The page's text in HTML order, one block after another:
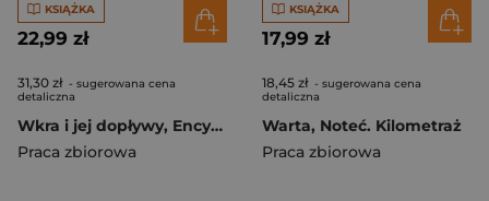
KSIĄŻKA
22,99 zł
31,30 zł - sugerowana cena
detaliczna
Wkra i jej dopływy, Encyklopedia rzek Polski w.2
Praca zbiorowa
KSIĄŻKA
17,99 zł
18,45 zł - sugerowana cena
detaliczna
Warta, Noteć. Kilometraż
Praca zbiorowa